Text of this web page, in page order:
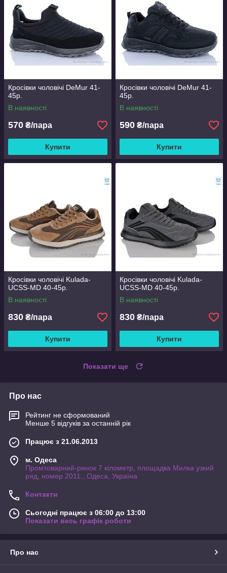
Кросівки чоловічі DeMur 41-
45р.
В наявності
570 ₴/пара
Купити
Кросівки чоловічі DeMur 41-
45р.
В наявності
590 ₴/пара
Купити
Кросівки чоловічі Kulada-
UCSS-MD 40-45р.
В наявності
830 ₴/пара
Купити
Кросівки чоловічі Kulada-
UCSS-MD 40-45р.
В наявності
830 ₴/пара
Купити
Показати ще
Про нас
Рейтинг не сформований
Менше 5 відгуків за останній рік
Працює з 21.06.2013
м. Одеса
Промтоварний-ринок 7 кілометр, площадка Милка узкий
ряд, номер 2011., Одеса, Україна
Контакти
Сьогодні працює з 06:00 до 13:00
Показати весь графік роботи
Про нас